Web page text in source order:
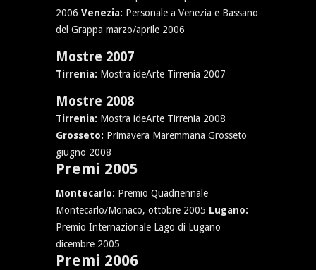
2006 Venezia: Personale a Venezia e Bassano
del Grappa marzo/aprile 2006
Mostre 2007
Tirrenia: Mostra ideArte Tirrenia 2007
Mostre 2008
Tirrenia: Mostra ideArte Tirrenia 2008
Grosseto: Primavera Maremmana Grosseto
giugno 2008
Premi 2005
Montecarlo: Premio Quadriennale
Montecarlo/Monaco, ottobre 2005 Lugano:
Premio Internazionale Lago di Lugano
dicembre 2005
Premi 2006